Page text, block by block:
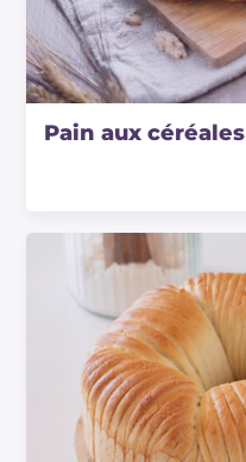
Pain aux céréales